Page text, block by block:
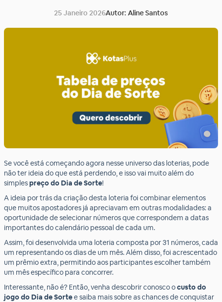
25 Janeiro 2026Autor: Aline Santos
Se você está começando agora nesse universo das loterias, pode
não ter ideia do que está perdendo, e isso vai muito além do
simplespreço do Dia de Sorte!
A ideia por trás da criação desta loteria foi combinar elementos
que muitos apostadores já apreciavam em outras modalidades: a
oportunidade de selecionar números que correspondem a datas
importantes do calendário pessoal de cada um.
Assim, foi desenvolvida uma loteria composta por 31 números, cada
um representando os dias de um mês. Além disso, foi acrescentado
um prêmio extra, permitindo aos participantes escolher também
um mês específico para concorrer.
Interessante, não é? Então, venha descobrir conosco ocusto do
jogo do Dia de Sortee saiba mais sobre as chances de conquistar